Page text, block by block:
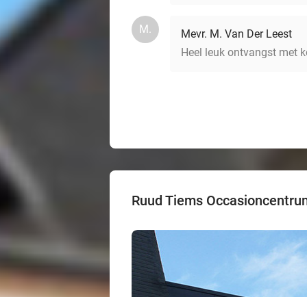
M.
Mevr. M. Van Der Leest
Heel leuk ontvangst met
Ruud Tiems